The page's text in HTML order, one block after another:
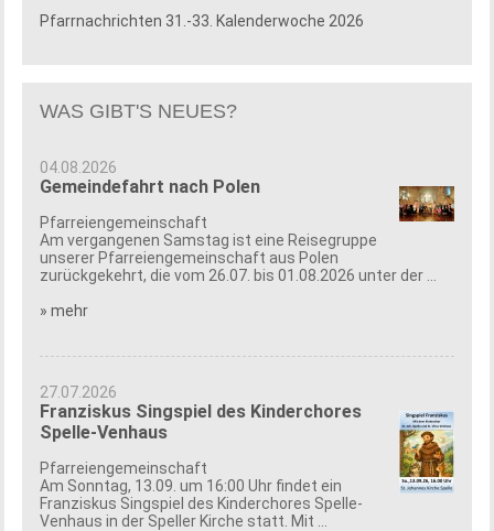
Pfarrnachrichten 31.-33. Kalenderwoche 2026
WAS GIBT'S NEUES?
04.08.2026
Gemeindefahrt nach Polen
Pfarreiengemeinschaft
Am vergangenen Samstag ist eine Reisegruppe
unserer Pfarreiengemeinschaft aus Polen
zurückgekehrt, die vom 26.07. bis 01.08.2026 unter der ...
» mehr
27.07.2026
Franziskus Singspiel des Kinderchores
Spelle-Venhaus
Pfarreiengemeinschaft
Am Sonntag, 13.09. um 16:00 Uhr findet ein
Franziskus Singspiel des Kinderchores Spelle-
Venhaus in der Speller Kirche statt. Mit ...